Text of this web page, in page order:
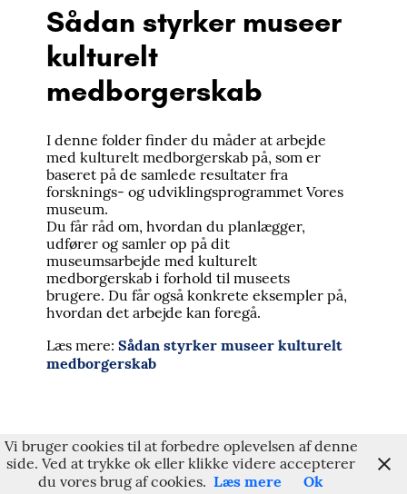
Sådan styrker museer
kulturelt
medborgerskab
I denne folder finder du måder at arbejde
med kulturelt medborgerskab på, som er
baseret på de samlede resultater fra
forsknings- og udviklingsprogrammet Vores
museum.
Du får råd om, hvordan du planlægger,
udfører og samler op på dit
museumsarbejde med kulturelt
medborgerskab i forhold til museets
brugere. Du får også konkrete eksempler på,
hvordan det arbejde kan foregå.
Læs mere: Sådan styrker museer kulturelt
medborgerskab
Vi bruger cookies til at forbedre oplevelsen af denne
side. Ved at trykke ok eller klikke videre accepterer
du vores brug af cookies. Læs mere Ok